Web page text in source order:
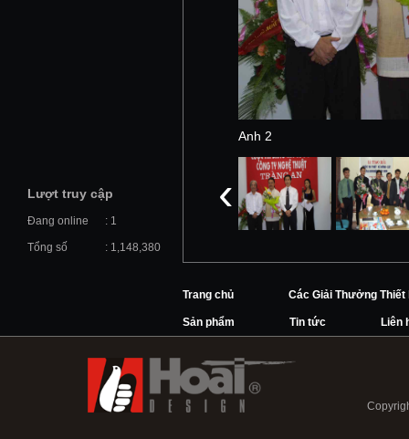
Lượt truy cập
Đang online : 1
Tổng số : 1,148,380
Anh 2
‹
Trang chủ Các Giải Thưởng Thiết
Sản phẩm Tin tức Liên